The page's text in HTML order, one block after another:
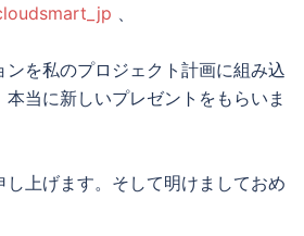
ンを私のプロジェクト計画に組み込
当に新しいプレゼントをもらいま
し上げます。そして明けましておめ